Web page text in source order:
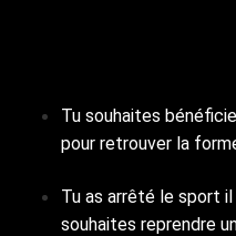
Tu souhaites
pour retrouver la
Tu as arrêté le sport
souhaites reprendre